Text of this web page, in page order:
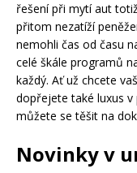
řešení při mytí aut
přitom nezatíží
nemohli čas od času
celé škále programů
každý. Ať už chcete
dopřejete také luxus v
můžete se těšit na
Novinky v